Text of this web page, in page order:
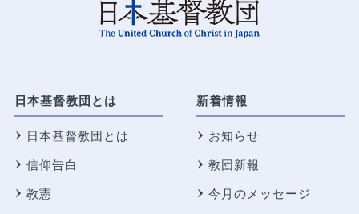
日本基督教団とは
日本基督教団とは
信仰告白
教憲
新着情報
お知らせ
教団新報
今月のメッセージ